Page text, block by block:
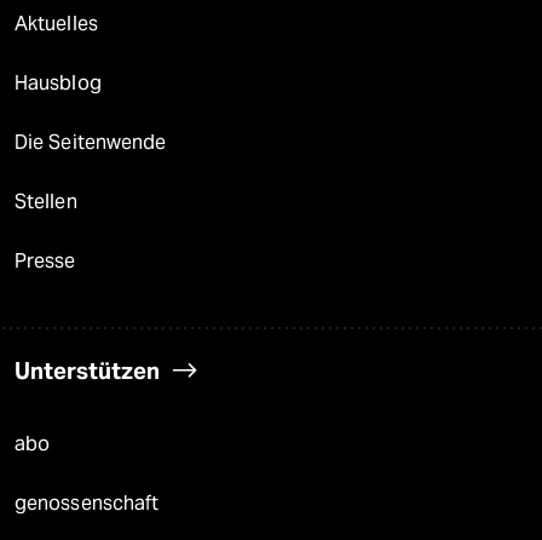
Aktuelles
Hausblog
Die Seitenwende
Stellen
Presse
Unterstützen
abo
genossenschaft